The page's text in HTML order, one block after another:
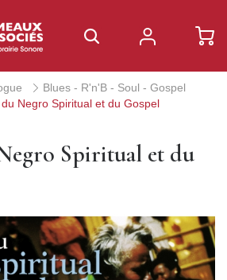
Blues - R'n'B - Soul - Gospel
Negro Spiritual et du Gospel
Spiritual et du